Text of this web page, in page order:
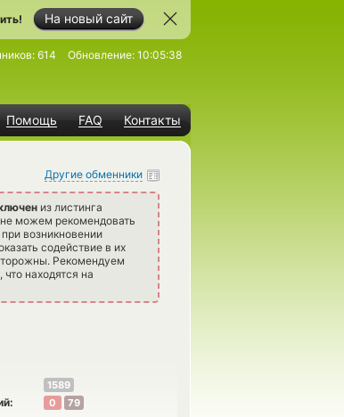
На новый сайт
Помощь FAQ Контакты
614 Обновление: 10:05:38
из листинга
можем рекомендовать
возникновении
содействие в их
Рекомендуем
находятся на
Другие обменники
1589
0 79